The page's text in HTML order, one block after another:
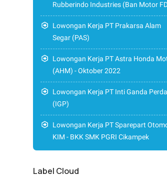
Rubberindo Industries (Ban Motor
Lowongan Kerja PT Prakarsa Alam
Segar (PAS)
Lowongan Kerja PT Astra Honda
(AHM) - Oktober 2022
Lowongan Kerja PT Inti Ganda
(IGP)
Lowongan Kerja PT Sparepart
KIM - BKK SMK PGRI Cikampek
Label Cloud